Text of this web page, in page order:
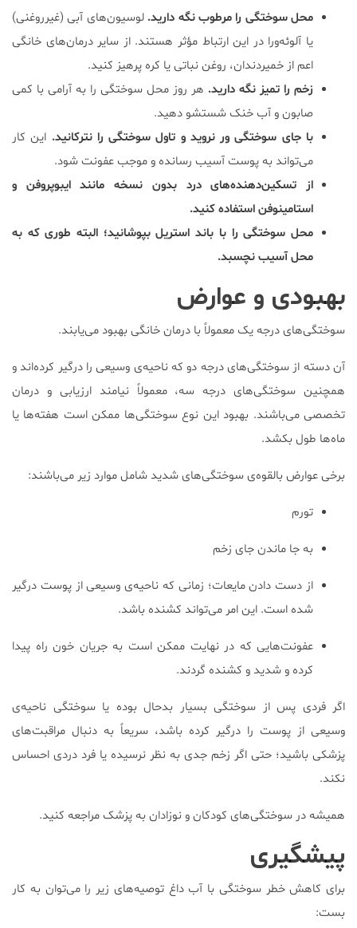
محل سوختگی را مرطوب نگه دارید.لوسیون‌های آبی (غیرروغنی)
یا آلوئه‌ورا در این ارتباط مؤثر هستند. از سایر درمان‌های خانگی
اعم از خمیردندان، روغن نباتی یا کره پرهیز کنید.
زخم را تمیز نگه دارید. هر روز محل سوختگی را به آرامی با کمی
صابون و آب خنک شستشو دهید.
با جای سوختگی ور نروید و تاول سوختگی را نترکانید. این کار
می‌تواند به پوست آسیب رسانده و موجب عفونت شود.
از تسکین‌دهنده‌های درد بدون نسخه مانند ایبوپروفن و
استامینوفن استفاده کنید.
محل سوختگی را با باند استریل بپوشانید؛ البته طوری که به
محل آسیب نچسبد.
بهبودی و عوارض
سوختگی‌های درجه یک معمولاً با درمان خانگی بهبود می‌یابند.
آن دسته از سوختگی‌های درجه دو که ناحیه‌ی وسیعی را درگیر کرده‌اند و
همچنین سوختگی‌های درجه سه، معمولاً نیامند ارزیابی و درمان
تخصصی می‌باشند. بهبود این نوع سوختگی‌ها ممکن است هفته‌ها یا
ماه‌ها طول بکشد.
برخی عوارض بالقوه‌ی سوختگی‌های شدید شامل موارد زیر می‌باشند:
تورم
به جا ماندن جای زخم
از دست دادن مایعات؛ زمانی که ناحیه‌ی وسیعی از پوست درگیر
شده است. این امر می‌تواند کشنده باشد.
عفونت‌هایی که در نهایت ممکن است به جریان خون راه پیدا
کرده و شدید و کشنده گردند.
اگر فردی پس از سوختگی بسیار بدحال بوده یا سوختگی ناحیه‌ی
وسیعی از پوست را درگیر کرده باشد، سریعاً به دنبال مراقبت‌های
پزشکی باشید؛ حتی اگر زخم جدی به نظر نرسیده یا فرد دردی احساس
نکند.
همیشه در سوختگی‌های کودکان و نوزادان به پزشک مراجعه کنید.
پیشگیری
برای کاهش خطر سوختگی با آب داغ توصیه‌های زیر را می‌توان به کار
بست: